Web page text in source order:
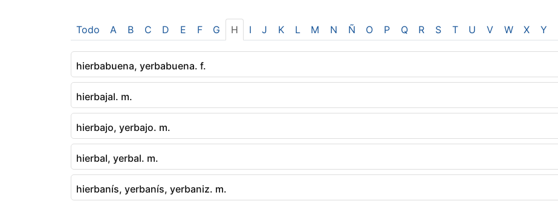
Esto nos ayuda a recolectar estadísticas de las visitas.
Todo A B C D E F G H I J K L M N Ñ O P Q R S T U V W X Y
hierbabuena, yerbabuena. f.
hierbajal. m.
hierbajo, yerbajo. m.
hierbal, yerbal. m.
hierbanís, yerbanís, yerbaniz. m.